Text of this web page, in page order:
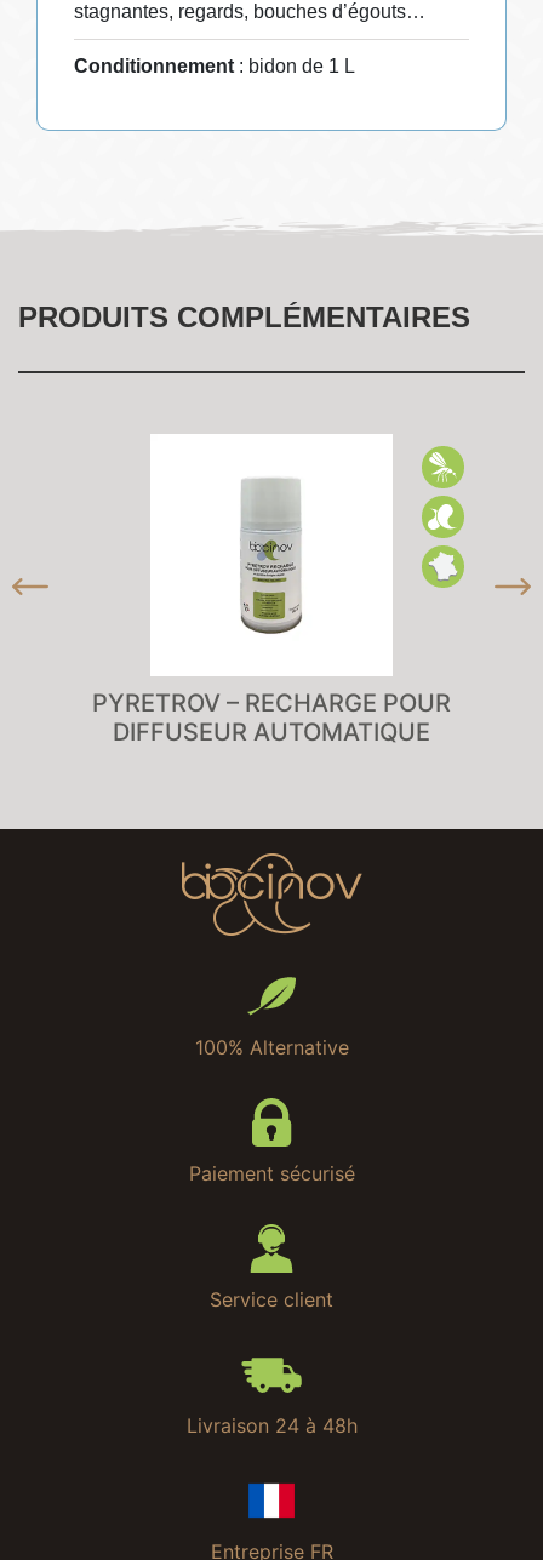
stagnantes, regards, bouches d’égouts…
Conditionnement : bidon de 1 L
PRODUITS COMPLÉMENTAIRES
PYRETROV – RECHARGE POUR
DIFFUSEUR AUTOMATIQUE
100% Alternative
Paiement sécurisé
Service client
Livraison 24 à 48h
Entreprise FR